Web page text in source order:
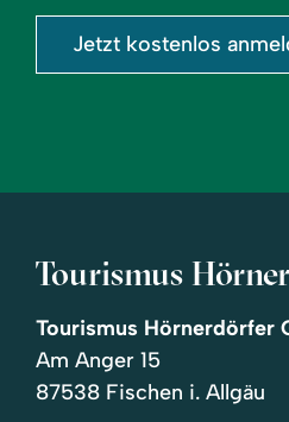
Jetzt kostenlos
Tourismus
Tourismus Hörnerdörfer
Am Anger 15
87538 Fischen i. Allgäu